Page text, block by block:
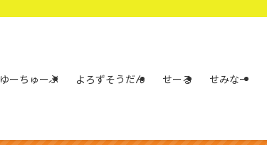
ゆーちゅーぶ よろずそうだん せーる せみなー